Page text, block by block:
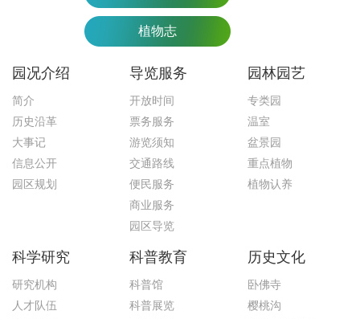
植物志
园况介绍
简介
历史沿革
大事记
信息公开
园区规划
导览服务
开放时间
票务服务
游览须知
交通路线
便民服务
商业服务
园区导览
园林园艺
专类园
温室
盆景园
重点植物
植物认养
科学研究
研究机构
人才队伍
科普教育
科普馆
科普展览
历史文化
卧佛寺
樱桃沟